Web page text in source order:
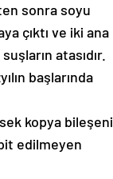
sonra soyu
çıktı ve iki ana
atasıdır.
başlarında
kopya bileşeni
edilmeyen